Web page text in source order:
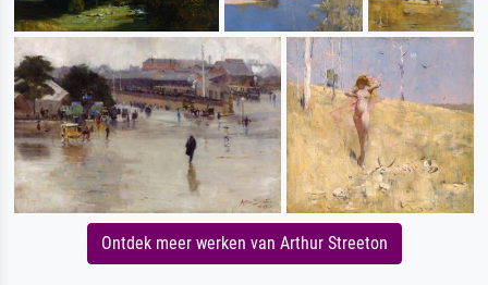
Ontdek meer werken van Arthur Streeton